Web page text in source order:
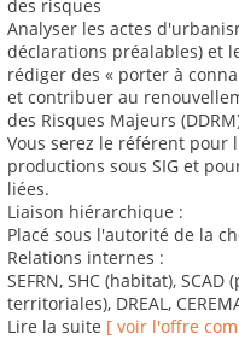
des risques
Analyser les actes
déclarations préalables) et
rédiger des « porter à
et contribuer au
des Risques Majeurs
Vous serez le référent pour
productions sous SIG et
liées.
Liaison hiérarchique :
Placé sous l'autorité de la
Relations internes :
SEFRN, SHC (habitat),
territoriales), DREAL,
Lire la suite [ voir l'offre